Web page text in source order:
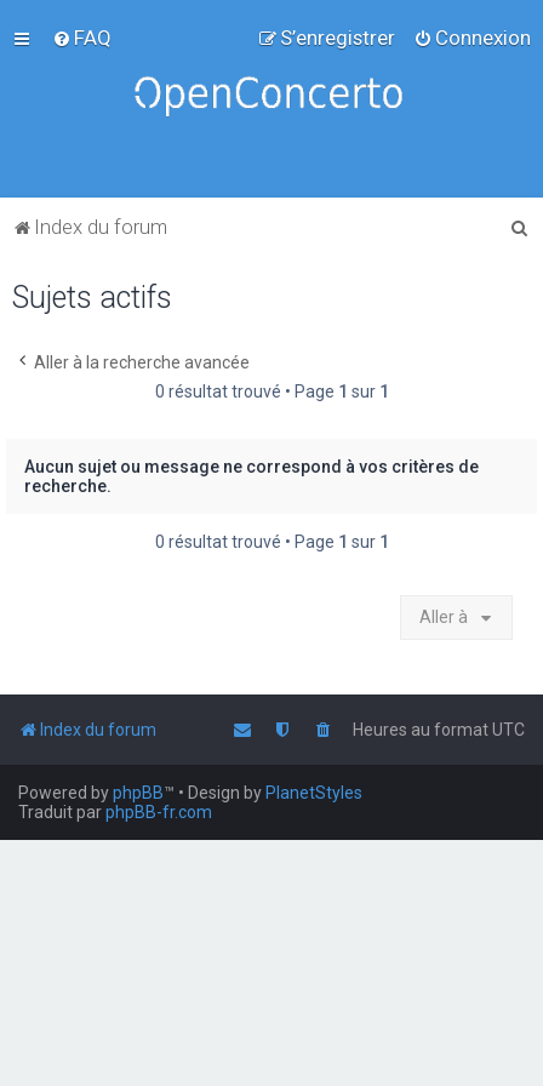
FAQ Connexion
S’enregistrer
Index du forum
Sujets actifs
Aller à la recherche avancée
0 résultat trouvé • Page 1 sur 1
Aucun sujet ou message ne correspond à vos critères de
recherche.
0 résultat trouvé • Page 1 sur 1
Aller à
Index du forum Heures au formatUTC
Powered byphpBB™ • Design by PlanetStyles
Traduit parphpBB-fr.com